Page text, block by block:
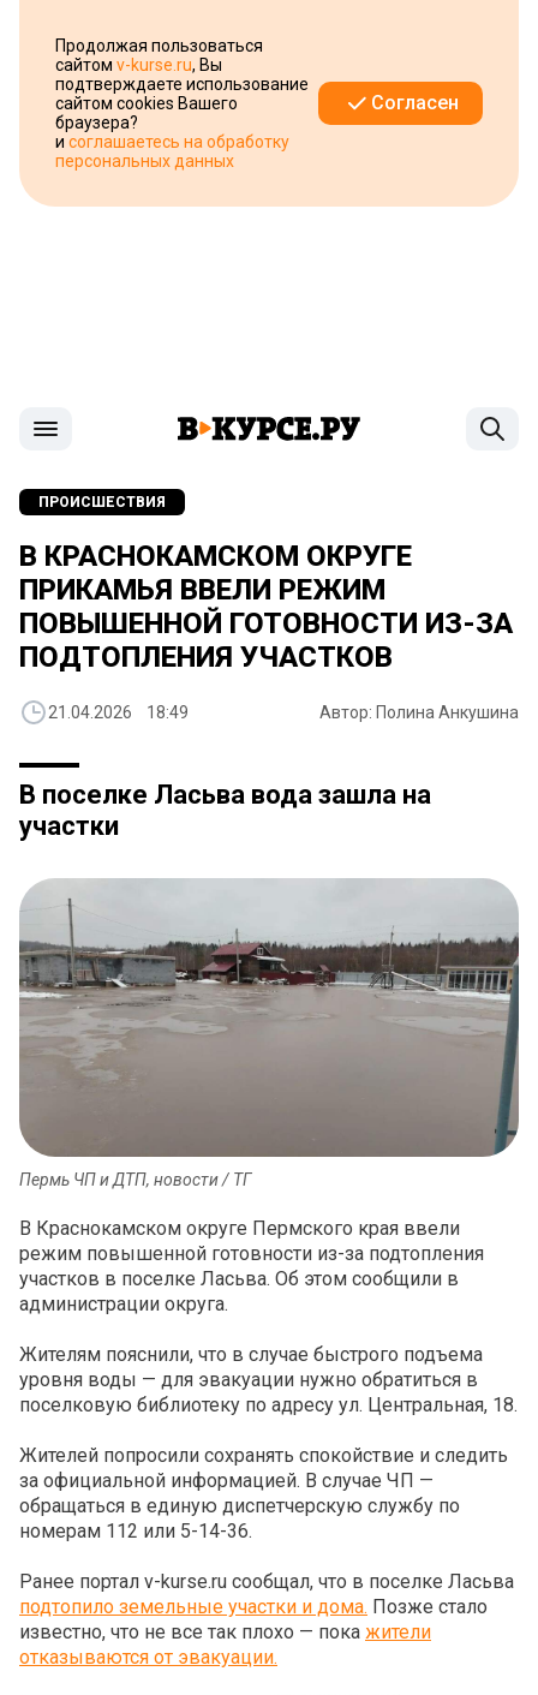
Продолжая пользоваться
сайтом v-kurse.ru, Вы
подтверждаете использование
сайтом cookies Вашего
браузера?
и соглашаетесь на обработку
персональных данных
Согласен
ПРОИСШЕСТВИЯ
В КРАСНОКАМСКОМ ОКРУГЕ
ПРИКАМЬЯ ВВЕЛИ РЕЖИМ
ПОВЫШЕННОЙ ГОТОВНОСТИ ИЗ-ЗА
ПОДТОПЛЕНИЯ УЧАСТКОВ
21.04.2026 18:49 Автор: Полина Анкушина
В поселке Ласьва вода зашла на
участки
Пермь ЧП и ДТП, новости / ТГ
В Краснокамском округе Пермского края ввели
режим повышенной готовности из-за подтопления
участков в поселке Ласьва. Об этом сообщили в
администрации округа.
Жителям пояснили, что в случае быстрого подъема
уровня воды — для эвакуации нужно обратиться в
поселковую библиотеку по адресу ул. Центральная, 18.
Жителей попросили сохранять спокойствие и следить
за официальной информацией. В случае ЧП —
обращаться в единую диспетчерскую службу по
номерам 112 или 5-14-36.
Ранее портал v-kurse.ru сообщал, что в поселке Ласьва
подтопило земельные участки и дома. Позже стало
известно, что не все так плохо — пока жители
отказываются от эвакуации.